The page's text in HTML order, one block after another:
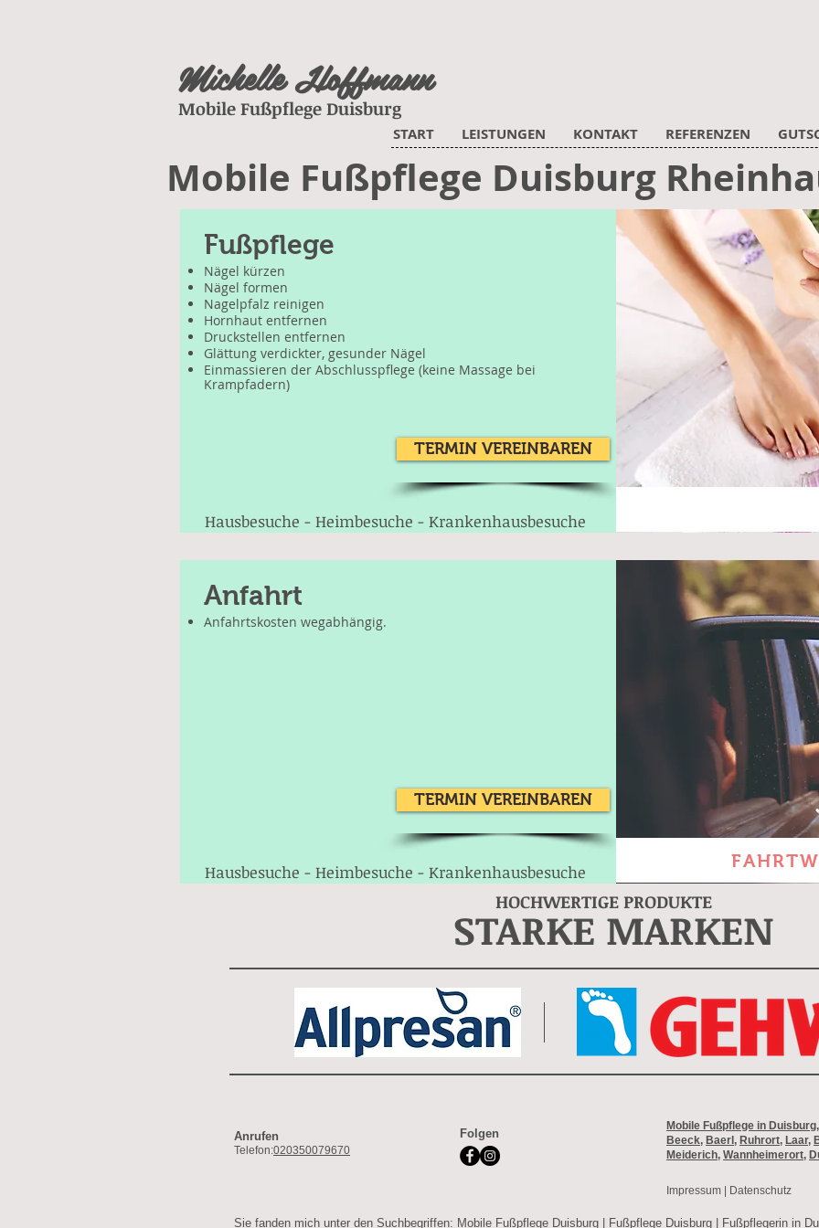
Michelle Hoffmann
Mobile Fußpflege Duisburg
START LEISTUNGEN KONTAKT REFERENZEN
Mobile Fußpflege Duisburg
Fußpflege
Nägel kürzen
Nägel formen
Nagelpfalz reinigen
Hornhaut entfernen
Druckstellen entfernen
Glättung verdickter, gesunder Nägel
Einmassieren der Abschlusspflege (keine Massage bei
Krampfadern)
TERMIN VEREINBAREN
Hausbesuche - Heimbesuche - Krankenhausbesuche
Anfahrt
Anfahrtskosten wegabhängig.
TERMIN VEREINBAREN
Hausbesuche - Heimbesuche - Krankenhausbesuche
STARKE MARKEN
HOCHWERTIGE PRODUKTE
Folgen
Anrufen
Telefon:020350079670
Impressum Datenschutz
Mobile Fußpflege in Duisburg
Beeck, Baerl , Ruhrort, Laar,
Meiderich, Wannheimerort,
Sie fanden mich unter den Suchbegriffen: Mobile Fußpflege Duisburg Fußpflege Duisburg Fußpflegerin in